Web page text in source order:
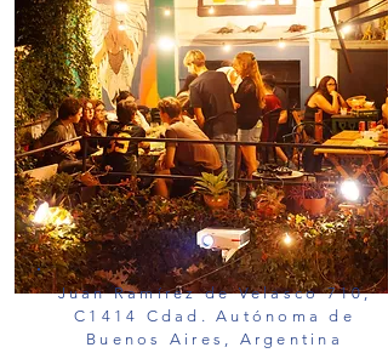
Juan Ramírez de Velasco 710,
C1414 Cdad. Autónoma de
Buenos Aires, Argentina